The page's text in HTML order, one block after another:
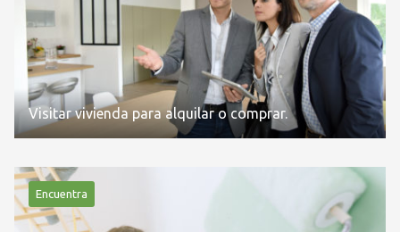
Visitar vivienda para alquilar o comprar.
Encuentra